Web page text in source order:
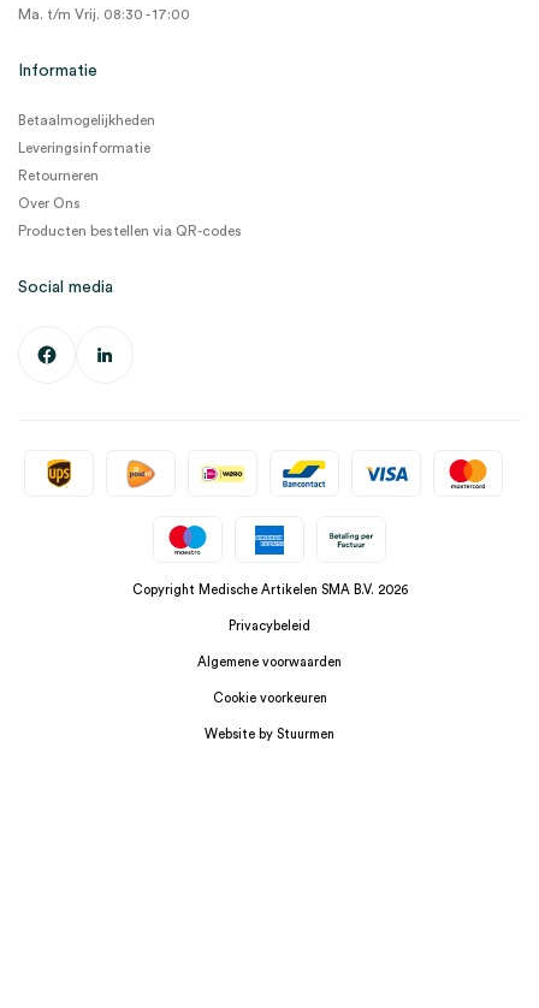
Ma. t/m Vrij. 08:30 - 17:00
Informatie
Betaalmogelijkheden
Leveringsinformatie
Retourneren
Over Ons
Producten bestellen via QR-codes
Social media
Copyright Medische Artikelen SMA B.V. 2026
Privacybeleid
Algemene voorwaarden
Cookie voorkeuren
Website by Stuurmen